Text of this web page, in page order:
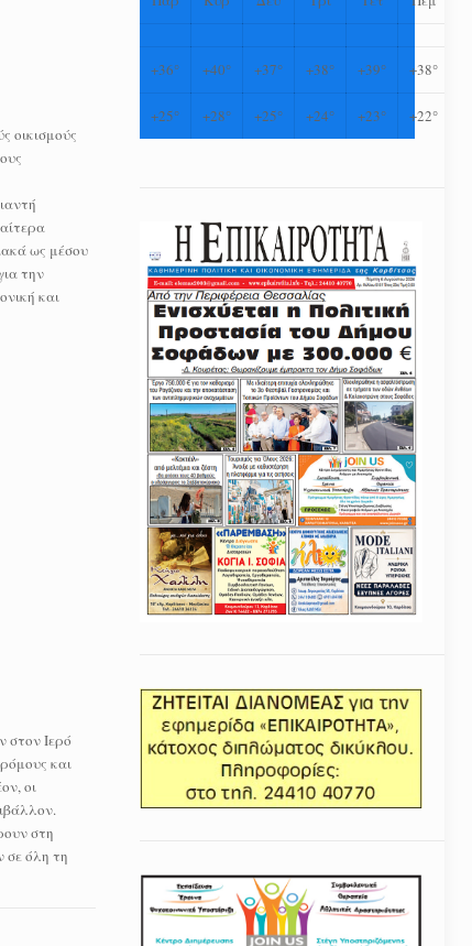
οικισμούς
ως μέσου
την
και
στον Ιερό
και
οι
στη
σε όλη τη
+36° +40° +37° +38° +39° +38°
+25° +28° +25° +24° +23° +22°